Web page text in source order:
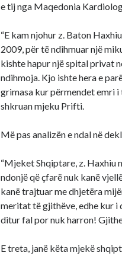
e tij nga Maqedonia
“E kam njohur z. Baton
2009, për të ndihmuar një
kishte hapur një spital privat
ndihmoja. Kjo ishte hera e
grimasa kur përmendet emri
shkruan mjeku Prifti.
Më pas analizën e ndal në
“Mjeket Shqiptare, z. Haxhiu
ndonjë që çfarë nuk kanë
kanë trajtuar me dhjetëra
meritat të gjithëve, edhe kur i
ditur fal por nuk harron!
E treta, janë këta mjekë